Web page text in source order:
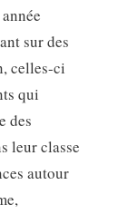
sur des
celles-ci
qui
des
leur classe
autour